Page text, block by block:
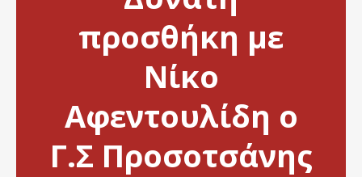
προσθήκη με
Νίκο
Αφεντουλίδη ο
Γ.Σ Προσοτσάνης